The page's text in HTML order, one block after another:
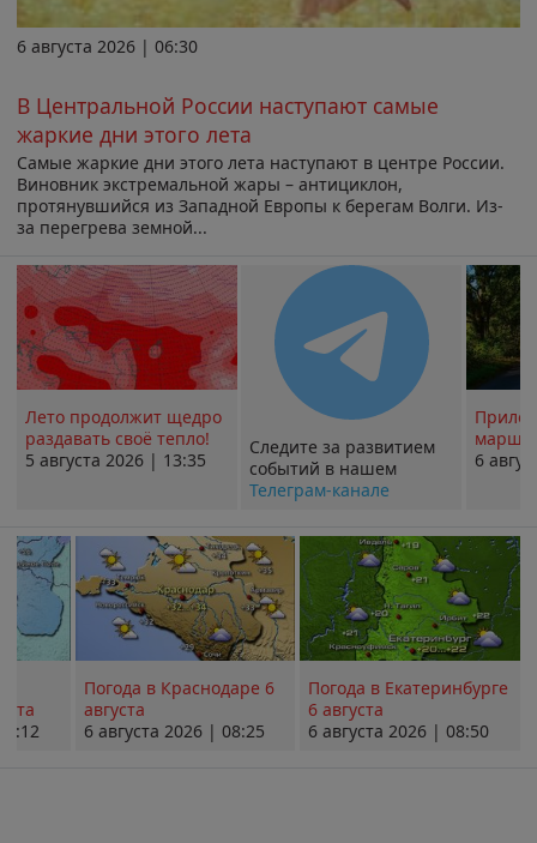
6 августа 2026 | 06:30
В Центральной России наступают самые
жаркие дни этого лета
Самые жаркие дни этого лета наступают в центре России.
Виновник экстремальной жары – антициклон,
протянувшийся из Западной Европы к берегам Волги. Из-
за перегрева земной...
Лето продолжит щедро
раздавать своё тепло!
5 августа 2026 | 13:35
Следите за развитием
событий в нашем
Телеграм-канале
6
Погода в Краснодаре 6
августа
6 августа 2026 | 08:25
Погода в Екатеринбурге
6 августа
6 августа 2026 | 08:50